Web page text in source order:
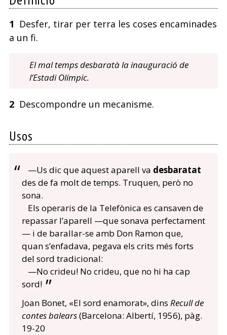
1 Desfer, tirar per terra les coses encaminades
a un fi.
El mal temps desbaratà la inauguració de
l’Estadi Olímpic.
2Descompondre un mecanisme.
Usos
—Us dic que aquest aparell va desbaratat
des de fa molt de temps. Truquen, però no
sona.
Els operaris de la Telefònica es cansaven de
repassar l’aparell —que sonava perfectament
— i de barallar-se amb Don Ramon que,
quan s’enfadava, pegava els crits més forts
del sord tradicional:
—No crideu! No crideu, que no hi ha cap
sord!
Joan Bonet, «El sord enamorat», dins Recull de
contes balears(Barcelona: Albertí, 1956), pàg.
19-20